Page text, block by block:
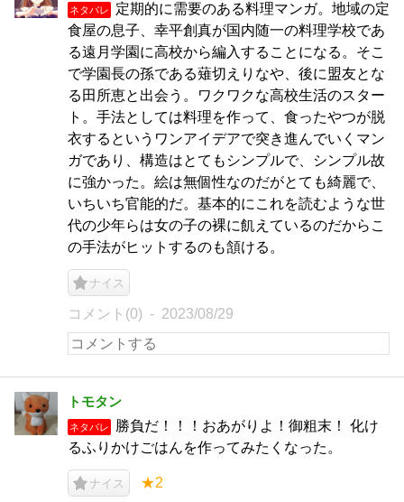
ネタバレ
定期的に需要のある料理マンガ。地域の定
食屋の息子、幸平創真が国内随一の料理学校であ
る遠月学園に高校から編入することになる。そこ
で学園長の孫である薙切えりなや、後に盟友とな
る田所恵と出会う。ワクワクな高校生活のスター
ト。手法としては料理を作って、食ったやつが脱
衣するというワンアイデアで突き進んでいくマン
ガであり、構造はとてもシンプルで、シンプル故
に強かった。絵は無個性なのだがとても綺麗で、
いちいち官能的だ。基本的にこれを読むような世
代の少年らは女の子の裸に飢えているのだからこ
の手法がヒットするのも頷ける。
ナイス
コメント(0) 2023/08/29
トモタン
ネタバレ
勝負だ！！！おあがりよ！御粗末！ 化け
るふりかけごはんを作ってみたくなった。
ナイス ★2